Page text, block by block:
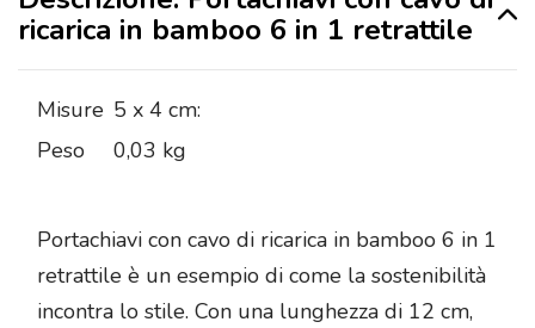
ricarica in bamboo 6 in 1 retrattile
Misure 5 x 4 cm:
Peso
0,03 kg
Portachiavi con cavo di ricarica in bamboo 6 in 1
retrattile è un esempio di come la sostenibilità
incontra lo stile. Con una lunghezza di 12 cm,